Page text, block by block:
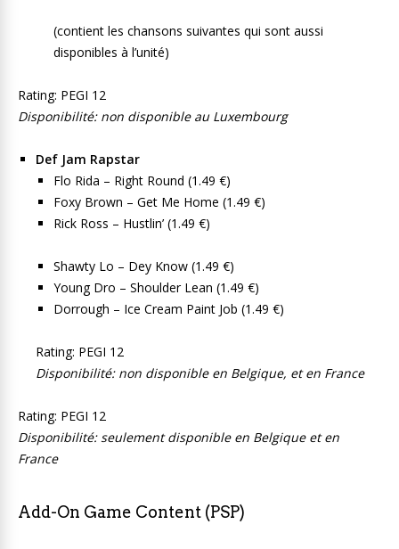
(contient les chansons suivantes qui sont aussi
disponibles à l’unité)
Rating: PEGI 12
Disponibilité: non disponible au Luxembourg
Def Jam Rapstar
Flo Rida – Right Round (1.49 €)
Foxy Brown – Get Me Home (1.49 €)
Rick Ross – Hustlin’ (1.49 €)
Shawty Lo – Dey Know (1.49 €)
Young Dro – Shoulder Lean (1.49 €)
Dorrough – Ice Cream Paint Job (1.49 €)
Rating: PEGI 12
Disponibilité: non disponible en Belgique, et en France
Rating: PEGI 12
Disponibilité: seulement disponible en Belgique et en
France
Add-On Game Content (PSP)